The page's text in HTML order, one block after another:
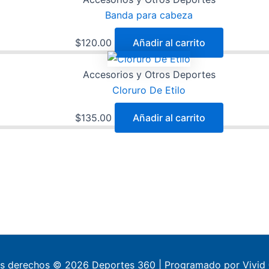
Banda para cabeza
$120.00 Añadir al carrito
Accesorios y Otros Deportes
Cloruro De Etilo
$135.00 Añadir al carrito
derechos © 2026 Deportes 360 | Programado por Vivid